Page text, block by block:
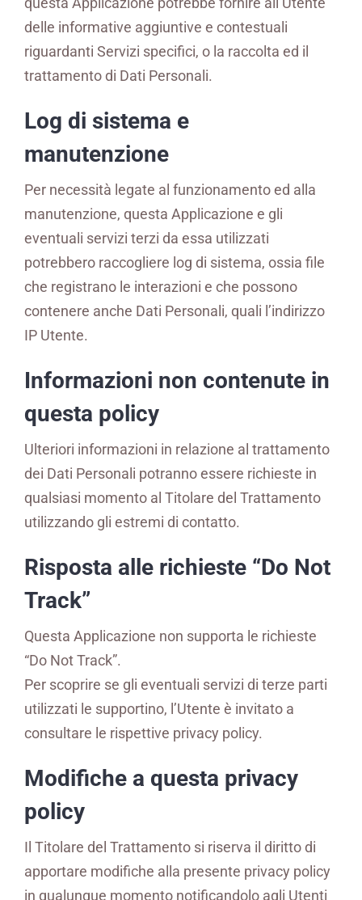
delle informative aggiuntive e contestuali
riguardanti Servizi specifici, o la raccolta ed il
trattamento di Dati Personali.
Log di sistema e
manutenzione
Per necessità legate al funzionamento ed alla
manutenzione, questa Applicazione e gli
eventuali servizi terzi da essa utilizzati
potrebbero raccogliere log di sistema, ossia file
che registrano le interazioni e che possono
contenere anche Dati Personali, quali l’indirizzo
IP Utente.
Informazioni non contenute in
questa policy
Ulteriori informazioni in relazione al trattamento
dei Dati Personali potranno essere richieste in
qualsiasi momento al Titolare del Trattamento
utilizzando gli estremi di contatto.
Risposta alle richieste “Do Not
Track”
Questa Applicazione non supporta le richieste
“Do Not Track”.
Per scoprire se gli eventuali servizi di terze parti
utilizzati le supportino, l’Utente è invitato a
consultare le rispettive privacy policy.
Modifiche a questa privacy
policy
Il Titolare del Trattamento si riserva il diritto di
apportare modifiche alla presente privacy policy
in qualunque momento notificandolo agli Utenti